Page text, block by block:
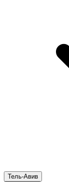
Тель-Авив